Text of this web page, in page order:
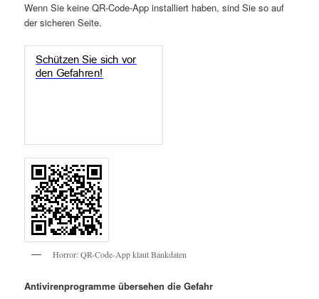
Wenn Sie keine QR-Code-App installiert haben, sind Sie so auf
der sicheren Seite.
Horror: QR-Code-App klaut Bankdaten
Antivirenprogramme übersehen die Gefahr